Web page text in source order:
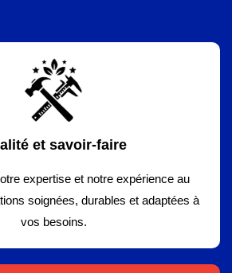
et savoir-faire
expertise et notre expérience au
soignées, durables et adaptées à
vos besoins.